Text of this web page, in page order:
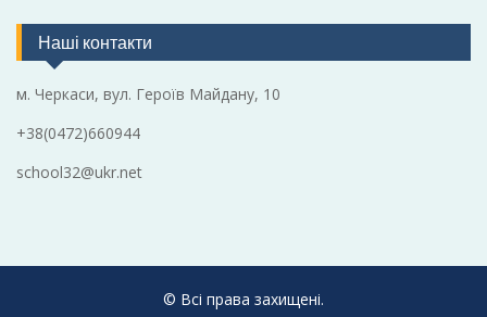
Наші контакти
м. Черкаси, вул. Героїв Майдану, 10
+38(0472)660944
school32@ukr.net
© Всі права захищені.